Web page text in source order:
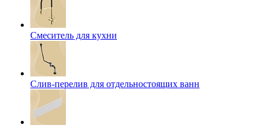
Смеситель для кухни
Слив-перелив для отдельностоящих ванн